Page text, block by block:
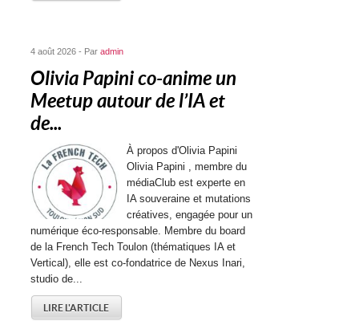
4 août 2026 - Paradmin
Olivia Papini co-anime un
Meetup autour de l’IA et
de...
À propos d'Olivia Papini
Olivia Papini , membre du
médiaClub est experte en
IA souveraine et mutations
créatives, engagée pour un
numérique éco-responsable. Membre du board
de la French Tech Toulon (thématiques IA et
Vertical), elle est co-fondatrice de Nexus Inari,
studio de...
LIRE L'ARTICLE